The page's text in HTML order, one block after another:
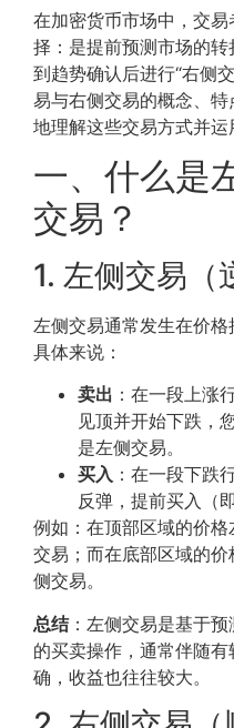
在加密货币市场中，交
择：是提前预测市场的转
到趋势确认后进行“右侧
易与右侧交易的概念、
地理解这些交易方式并运
一、什么是
交易？
1. 左侧交易（
左侧交易通常发生在价格
具体来说：
卖出 ：在一段上涨
见顶并开始下跌，
是左侧交易。
买入 ：在一段下跌
反弹，提前买入（
例如：在顶部区域的价
交易；而在底部区域的
侧交易。
总结：左侧交易是基于
的买卖操作，通常伴随
确，收益也往往较大。